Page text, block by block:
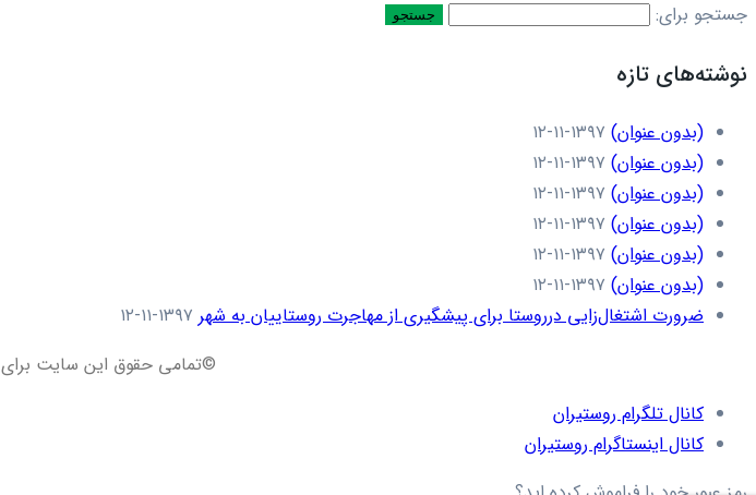
جستجو برای:
نوشته‌های تازه
(بدون عنوان) ۱۳۹۷-۱۱-۱۲
(بدون عنوان) ۱۳۹۷-۱۱-۱۲
(بدون عنوان) ۱۳۹۷-۱۱-۱۲
(بدون عنوان) ۱۳۹۷-۱۱-۱۲
(بدون عنوان) ۱۳۹۷-۱۱-۱۲
(بدون عنوان) ۱۳۹۷-۱۱-۱۲
ضرورت اشتغال‌زایی درروستا برای پیشگیری از مهاجرت روستاییان به شهر ۱۳۹۷-۱۱-۱۲
©تمامی حقوق این سایت برای
کانال تلگرام روستیران
کانال اینستاگرام روستیران